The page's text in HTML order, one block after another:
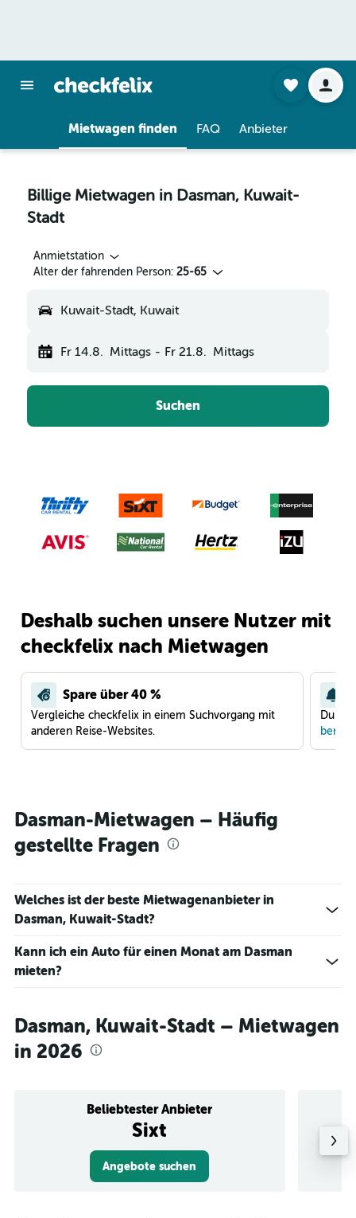
Mietwagen finden FAQ Anbieter
Billige Mietwagen in Dasman, Kuwait-
Stadt
Anmietstation
Alter der fahrenden Person: 25-65
Kuwait-Stadt, Kuwait
Fr 14.8. Mittags - Fr 21.8. Mittags
Suchen
Deshalb suchen unsere Nutzer mit
checkfelix nach Mietwagen
Spare über 40 %
Vergleiche checkfelix in einem Suchvorgang mit
anderen Reise-Websites.
Du
Dasman-Mietwagen – Häufig
gestellte Fragen
Welches ist der beste Mietwagenanbieter in
Dasman, Kuwait-Stadt?
Kann ich ein Auto für einen Monat am Dasman
mieten?
Dasman, Kuwait-Stadt – Mietwagen
in 2026
Beliebtester Anbieter
Sixt
Angebote suchen